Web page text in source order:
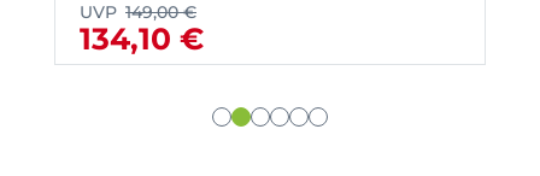
UVP 149,00 €
134,10 €